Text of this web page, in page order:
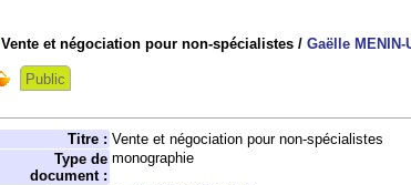
Vente et négociation pour non-spécialistes /Gaëlle MENIN-
Public
Titre : Vente et négociation pour non-spécialistes
Type de
document :
monographie